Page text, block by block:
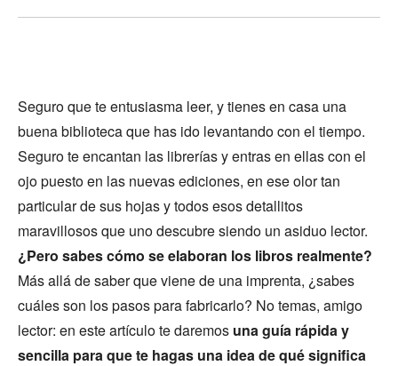
Seguro que te entusiasma leer, y tienes en casa una
buena biblioteca que has ido levantando con el tiempo.
Seguro te encantan las librerías y entras en ellas con el
ojo puesto en las nuevas ediciones, en ese olor tan
particular de sus hojas y todos esos detallitos
maravillosos que uno descubre siendo un asiduo lector.
¿Pero sabes cómo se elaboran los libros realmente?
Más allá de saber que viene de una imprenta, ¿sabes
cuáles son los pasos para fabricarlo? No temas, amigo
lector: en este artículo te daremos una guía rápida y
sencilla para que te hagas una idea de qué significa